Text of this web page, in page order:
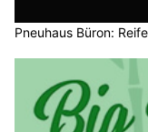
Pneuhaus Büron: